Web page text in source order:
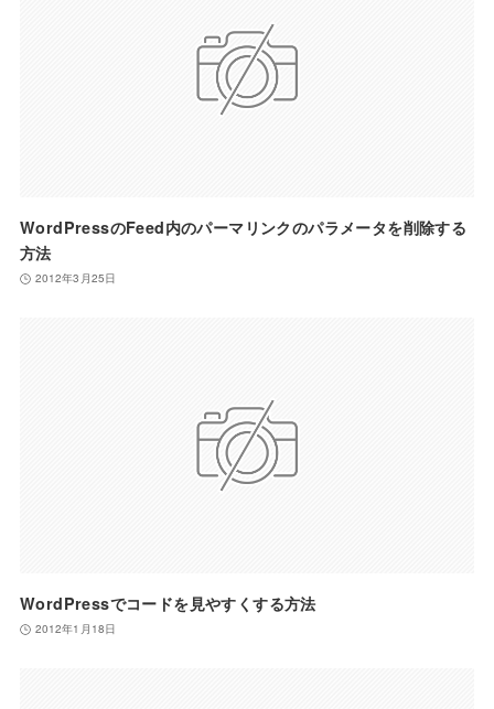
WordPressのFeed内のパーマリンクのパラメータを削除する
方法
2012年3月25日
WordPressでコードを見やすくする方法
2012年1月18日